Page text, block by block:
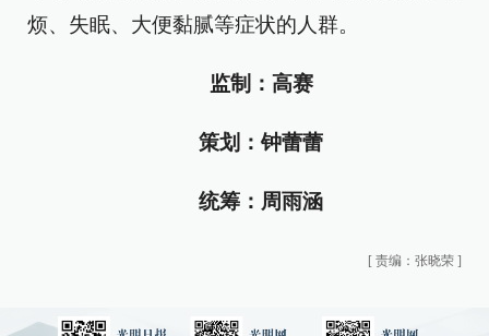
烦、失眠、大便黏腻等症状的人群。
监制：高赛
策划：钟蕾蕾
统筹：周雨涵
[ 责编：张晓荣 ]